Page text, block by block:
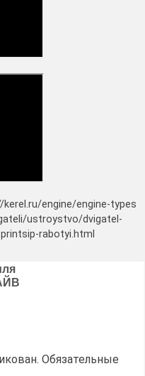
engine/engine-types
ustroystvo/dvigatel-
rabotyi.html
Обязательные